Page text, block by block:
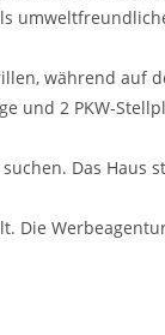
während auf
und 2 PKW-
Das
Die